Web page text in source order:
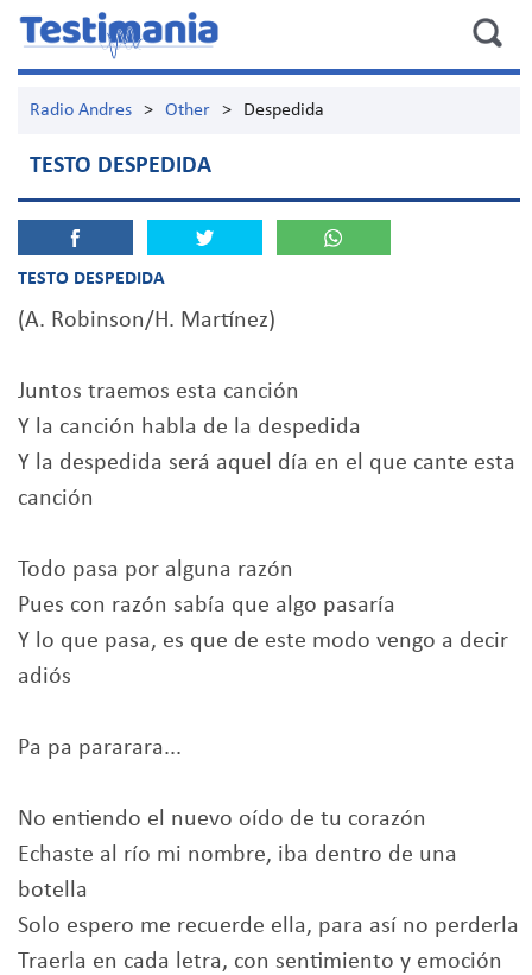
Radio Andres > Other > Despedida
TESTO DESPEDIDA
TESTO DESPEDIDA
(A. Robinson/H. Martínez)
Juntos traemos esta canción
Y la canción habla de la despedida
Y la despedida será aquel día en el que cante esta
canción
Todo pasa por alguna razón
Pues con razón sabía que algo pasaría
Y lo que pasa, es que de este modo vengo a decir
adiós
Pa pa pararara...
No entiendo el nuevo oído de tu corazón
Echaste al río mi nombre, iba dentro de una
botella
Solo espero me recuerde ella, para así no perderla
Traerla en cada letra, con sentimiento y emoción